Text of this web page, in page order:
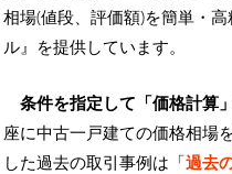
相場(値段、評価額)を簡単・
ル』を提供しています。
条件を指定して「価格計算
座に中古一戸建ての価格相場
した過去の取引事例は「過去